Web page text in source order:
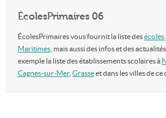
ÉcolesPrimaires 06
ÉcolesPrimaires vous fournit la liste desécoles
Maritimes, mais aussi des infos et des
exemple la liste des établissements scolaires à
Cagnes-sur-Mer, Grasseet dans les villes de ce